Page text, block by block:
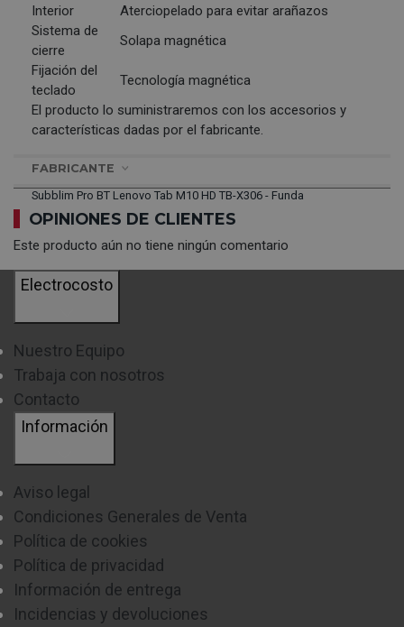
Interior
Aterciopelado para evitar arañazos
Sistema de
cierre
Solapa magnética
Fijación del
teclado
Tecnología magnética
El producto lo suministraremos con los accesorios y
características dadas por el fabricante.
FABRICANTE
Subblim Pro BT Lenovo Tab M10 HD TB-X306 - Funda
OPINIONES DE CLIENTES
Este producto aún no tiene ningún comentario
Electrocosto
Nuestro Equipo
Trabaja con nosotros
Contacto
Información
Aviso legal
Condiciones Generales de Venta
Política de cookies
Política de privacidad
Información de entrega
Incidencias y devoluciones